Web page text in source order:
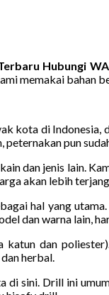
Hubungi
memakai bahan
kota di
pun
dan jenis lain.
akan lebih
hal yang
dan warna lain,
dan
herbal.
sini. Drill ini